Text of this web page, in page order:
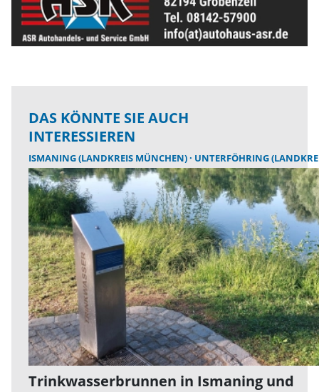
DAS KÖNNTE SIE AUCH
INTERESSIEREN
ISMANING (LANDKREIS MÜNCHEN) UNTERFÖHRING
Trinkwasserbrunnen in Ismaning und